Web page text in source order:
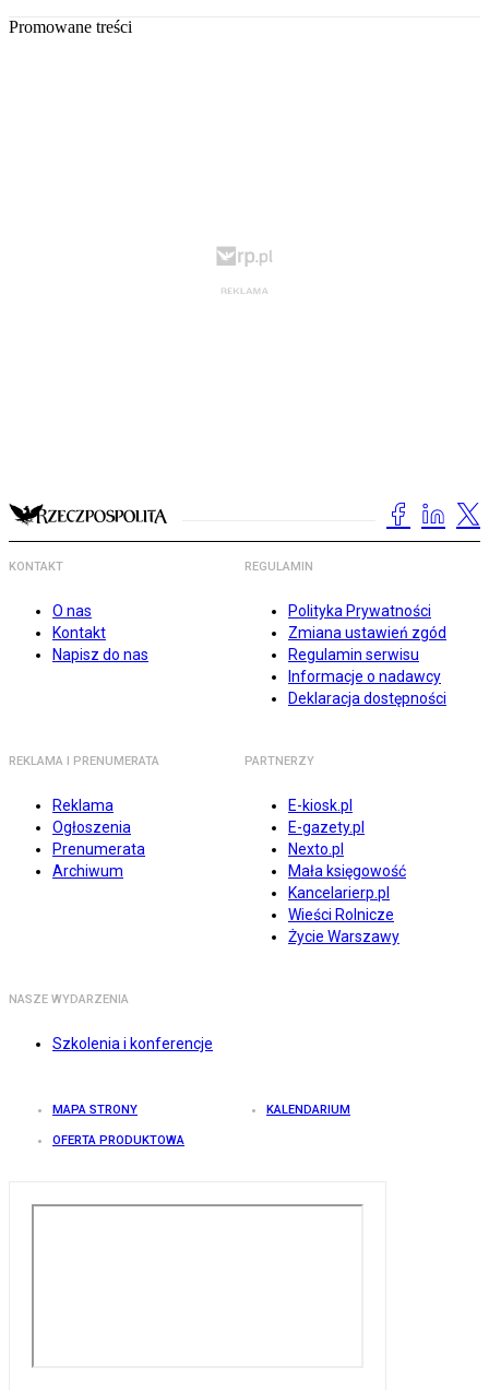
Promowane treści
KONTAKT
O nas
Kontakt
Napisz do nas
REGULAMIN
Polityka Prywatności
Zmiana ustawień zgód
Regulamin serwisu
Informacje o nadawcy
Deklaracja dostępności
REKLAMA I PRENUMERATA
Reklama
Ogłoszenia
Prenumerata
Archiwum
PARTNERZY
E-kiosk.pl
E-gazety.pl
Nexto.pl
Mała księgowość
Kancelarierp.pl
Wieści Rolnicze
Życie Warszawy
NASZE WYDARZENIA
Szkolenia i konferencje
MAPA STRONY KALENDARIUM
OFERTA PRODUKTOWA